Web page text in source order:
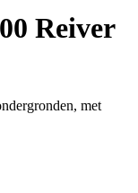
Reiver
met